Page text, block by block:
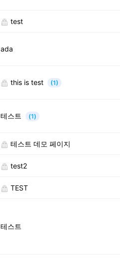
test
ada
this is test (1)
테스트 (1)
테스트 데모 페이지
test2
TEST
테스트